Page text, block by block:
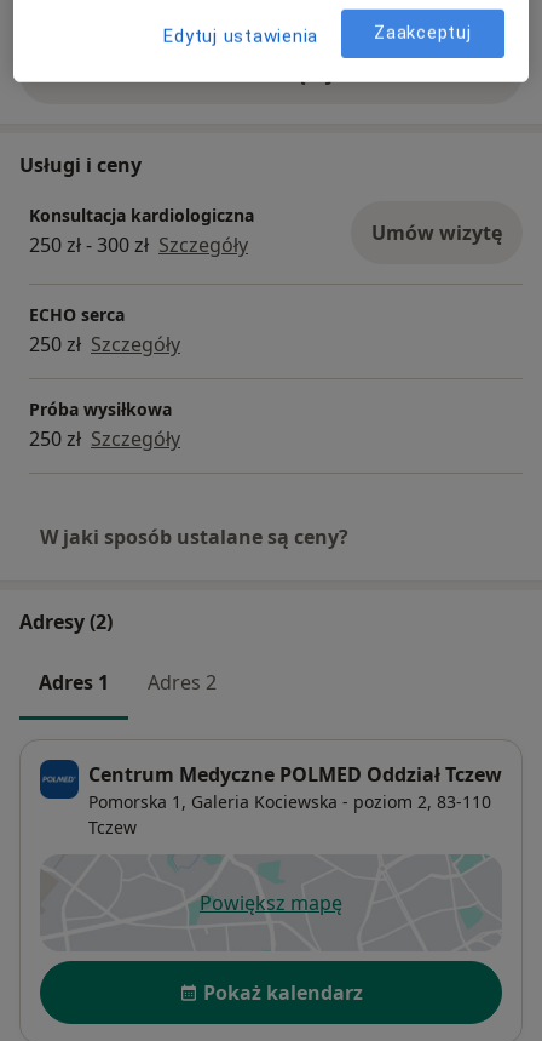
o doświadczeniu
Usługi i ceny
Konsultacja kardiologiczna
250 zł - 300 zł Szczegóły Umów wizytę
ECHO serca
250 zł Szczegóły
Próba wysiłkowa
250 zł Szczegóły
W jaki sposób ustalane są ceny?
Adresy (2)
Adres 1 Adres 2
Centrum Medyczne POLMED Oddział Tczew
Pomorska 1, Galeria Kociewska - poziom 2, 83-110
Tczew
Powiększ mapęotwiera się w nowej karcie
Dostępność
Pokaż kalendarz
Edytuj ustawienia Zaakceptuj